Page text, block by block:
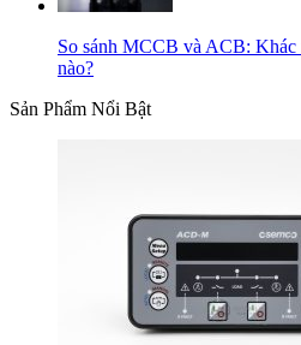
So sánh MCCB và ACB: Khác
nào?
Sản Phẩm Nổi Bật